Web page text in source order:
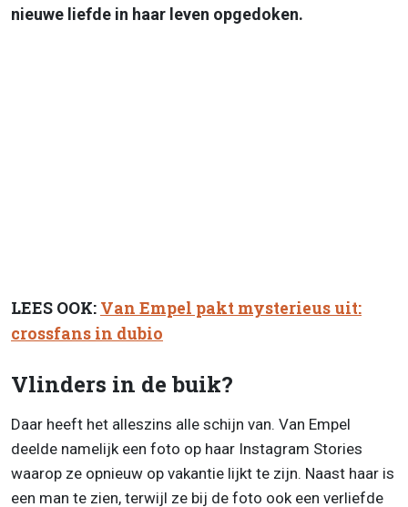
nieuwe liefde in haar leven opgedoken.
LEES OOK: Van Empel pakt mysterieus uit:
crossfans in dubio
Vlinders in de buik?
Daar heeft het alleszins alle schijn van. Van Empel
deelde namelijk een foto op haar Instagram Stories
waarop ze opnieuw op vakantie lijkt te zijn. Naast haar is
een man te zien, terwijl ze bij de foto ook een verliefde